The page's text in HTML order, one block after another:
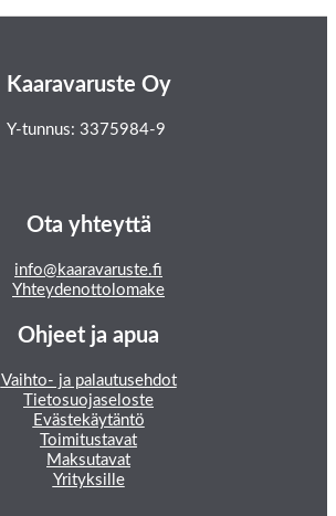
Kaaravaruste Oy
Y-tunnus: 3375984-9
Ota yhteyttä
info@kaaravaruste.fi
Yhteydenottolomake
Ohjeet ja apua
Vaihto- ja palautusehdot
Tietosuojaseloste
Evästekäytäntö
Toimitustavat
Maksutavat
Yrityksille